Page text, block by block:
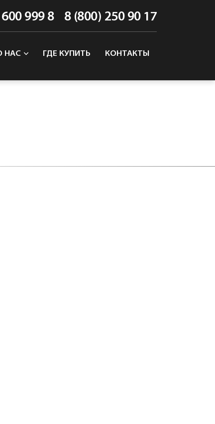
НАС ГДЕ КУПИТЬ КОНТАКТЫ
999 8 8 (800) 250 90 17